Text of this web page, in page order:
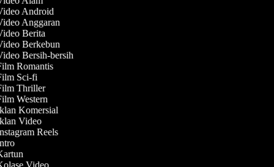
Android
Anggaran
Berita
Berkebun
Bersih-bersih
Romantis
Sci-fi
Thriller
Western
Komersial
Video
Reels